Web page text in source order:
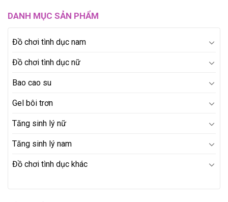
DANH MỤC SẢN PHẨM
Đồ chơi tình dục nam
Đồ chơi tình dục nữ
Bao cao su
Gel bôi trơn
Tăng sinh lý nữ
Tăng sinh lý nam
Đồ chơi tình dục khác